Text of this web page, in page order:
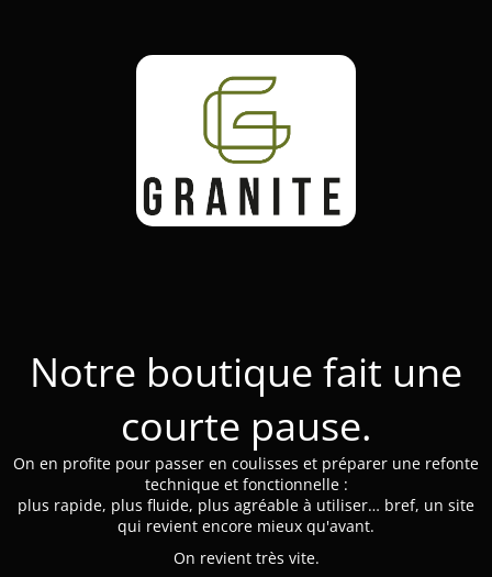
Notre boutique fait une
courte pause.
On en profite pour passer en coulisses et préparer une refonte
technique et fonctionnelle :
plus rapide, plus fluide, plus agréable à utiliser… bref, un site
qui revient encore mieux qu'avant.
On revient très vite.